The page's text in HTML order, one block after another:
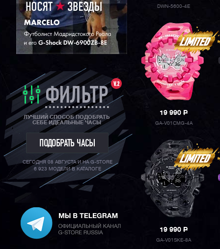
V.2
ФИЛЬТР
ЛУЧШИЙ СПОСОБ ПОДОБРАТЬ
СЕБЕ ИДЕАЛЬНЫЕ ЧАСЫ
ПОДОБРАТЬ ЧАСЫ
СЕГОДНЯ 08 АВГУСТА И НА G-STORE
6 923 МОДЕЛИ В КАТАЛОГЕ
DWN-5600-4E
19 990P
GA-V01CMG-4A
19 990P
GA-V01SKE-8A